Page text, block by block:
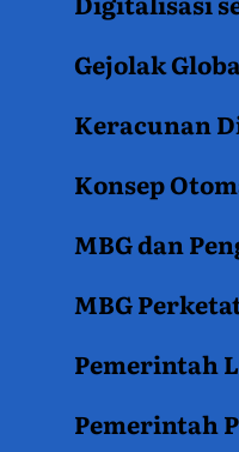
Gejolak
Keracunan
Konsep
MBG dan
MBG
Pemerintah
Pemerintah